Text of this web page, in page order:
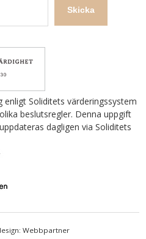
Webbpartner